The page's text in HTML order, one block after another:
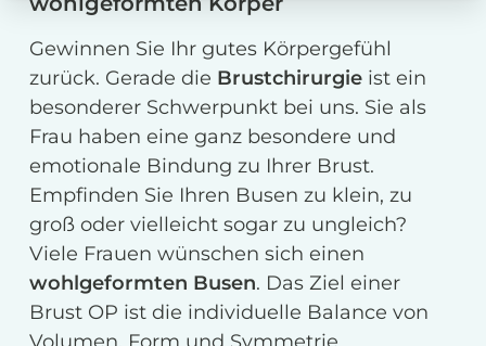
Gewinnen Sie Ihr gutes Körpergefühl
zurück. Gerade die Brustchirurgie ist ein
besonderer Schwerpunkt bei uns. Sie als
Frau haben eine ganz besondere und
emotionale Bindung zu Ihrer Brust.
Empfinden Sie Ihren Busen zu klein, zu
groß oder vielleicht sogar zu ungleich?
Viele Frauen wünschen sich einen
wohlgeformten Busen. Das Ziel einer
Brust OP ist die individuelle Balance von
Volumen, Form und Symmetrie